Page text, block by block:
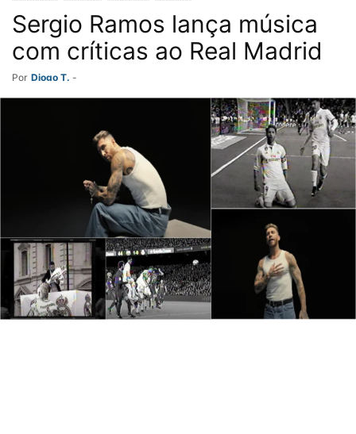
Sergio Ramos lança música
com críticas ao Real Madrid
Por Diogo T. -